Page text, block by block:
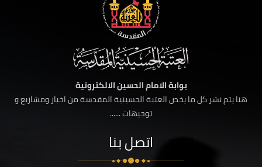
بوابة الامام الحسين الالكترونية
هنا يتم نشر كل ما يخص العتبة الحسينية المقدسة من اخبار ومشاريع و
توجيهات ......
اتصل بنا